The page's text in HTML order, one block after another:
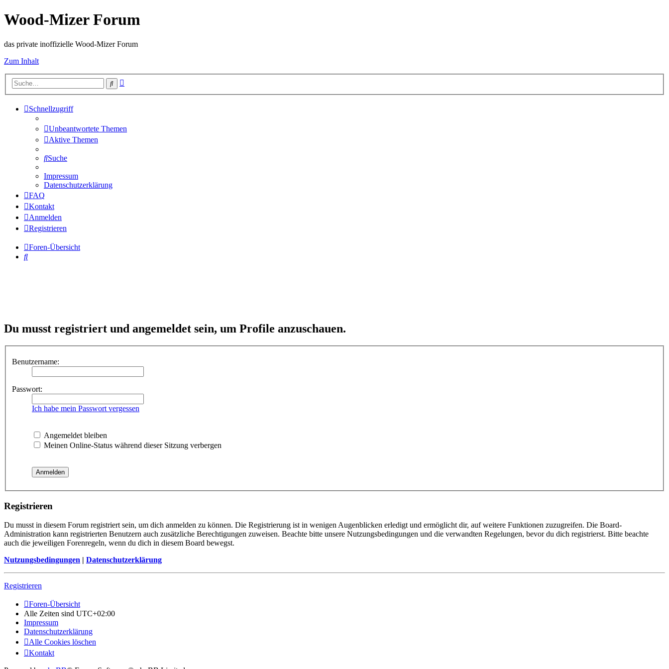
Wood-Mizer Forum
das private inoffizielle Wood-Mizer Forum
Zum Inhalt
Suche
Schnellzugriff
Unbeantwortete Themen
Aktive Themen
Suche
Impressum
Datenschutzerklärung
FAQ
Kontakt
Anmelden
Registrieren
Foren-Übersicht
Suche
Du musst registriert und angemeldet sein, um Profile anzuschauen.
Benutzername:
Passwort:
Ich habe mein Passwort vergessen
Angemeldet bleiben
Meinen Online-Status während dieser Sitzung verbergen
Registrieren
Du musst in diesem Forum registriert sein, um dich anmelden zu können. Die Registrierung ist in wenigen Augenblicken erledigt und ermöglicht dir, auf weitere Funktionen zuzugreifen. Die Board-
Administration kann registrierten Benutzern auch zusätzliche Berechtigungen zuweisen. Beachte bitte unsere Nutzungsbedingungen und die verwandten Regelungen, bevor du dich registrierst. Bitte beachte
auch die jeweiligen Forenregeln, wenn du dich in diesem Board bewegst.
Nutzungsbedingungen | Datenschutzerklärung
Registrieren
Foren-Übersicht
Alle Zeiten sind UTC+02:00
Impressum
Datenschutzerklärung
Alle Cookies löschen
Kontakt